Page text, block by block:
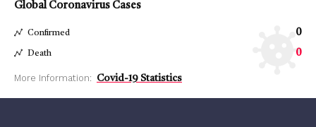
Global Coronavirus Cases
Confirmed 0
Death 0
More Information: Covid-19 Statistics